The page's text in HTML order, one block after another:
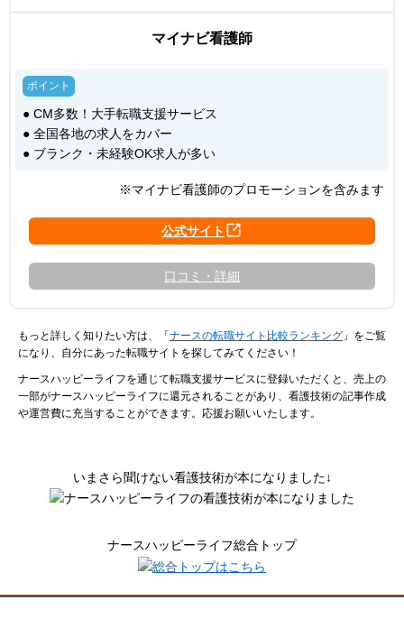
マイナビ看護師
● CM多数！大手転職支援サービス
● 全国各地の求人をカバー
● ブランク・未経験OK求人が多い
※マイナビ看護師のプロモーションを含みます
口コミ・詳細
もっと詳しく知りたい方は、「 ナースの転職サイト比較ランキング 」をご覧
になり、自分にあった転職サイトを探してみてください！
ナースハッピーライフを通じて転職支援サービスに登録いただくと、売上の
一部がナースハッピーライフに還元されることがあり、看護技術の記事作成
や運営費に充当することができます。応援お願いいたします。
いまさら聞けない看護技術が本になりました↓
ナースハッピーライフ総合トップ